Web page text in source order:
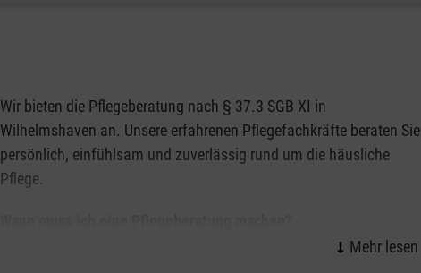
Wir bieten die Pflegeberatung nach § 37.3 SGB XI in
Wilhelmshaven an. Unsere erfahrenen Pflegefachkräfte beraten Sie
persönlich, einfühlsam und zuverlässig rund um die häusliche
Pflege.
Wenn Sie oder Ihre Angehörigen Pflegegeld erhalten und zuhause